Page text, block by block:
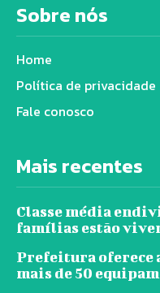
Sobre nós
Home
Política de privacidade
Fale conosco
Mais recentes
Classe média
famílias estão
Prefeitura oferece
mais de 50